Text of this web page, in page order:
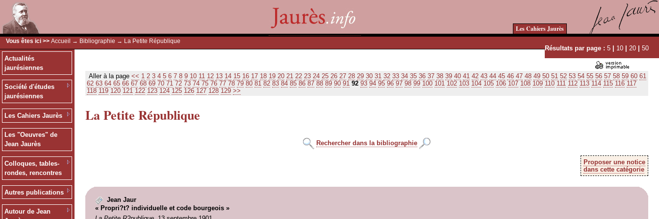
Les Cahiers Jaurès
Vous êtes ici >> Accueil → Bibliographie → La Petite République
Résultats par page : 5 | 10 | 20 | 50
Actualités
jaurésiennes
Société d'études
jaurésiennes
Les Cahiers Jaurès
Les "Oeuvres" de
Jean Jaurès
Colloques, tables-
rondes, rencontres
Autres publications
Autour de Jean
Aller à la page << 1 2 3 4 5 6 7 8 9 10 11 12 13 14 15 16 17 18 19 20 21 22 23 24 25 26 27 28 29 30 31 32 33 34 35 36 37 38 39 40 41 42 43 44 45 46 47 48 49 50 51 52 53 54 55 56 57 58 59 60 61
62 63 64 65 66 67 68 69 70 71 72 73 74 75 76 77 78 79 80 81 82 83 84 85 86 87 88 89 90 91 92 93 94 95 96 97 98 99 100 101 102 103 104 105 106 107 108 109 110 111 112 113 114 115 116 117
118 119 120 121 122 123 124 125 126 127 128 129 >>
La Petite République
Rechercher dans la bibliographie
Proposer une notice
dans cette catégorie
Jean Jaur
« Propri?t? individuelle et code bourgeois »